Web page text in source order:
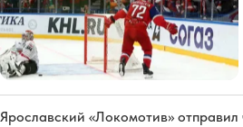
Ярославский «Локомотив»